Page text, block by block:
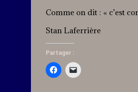
Comme on dit : « c’est
Stan Laferrière
Partager :